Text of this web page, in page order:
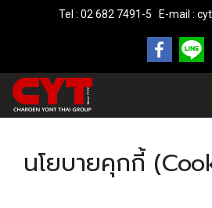
Tel : 02 682 7491-5 E-mail :
นโยบายคุกกี้